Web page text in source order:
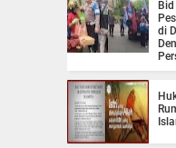
di